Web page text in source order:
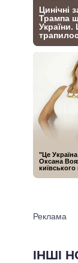
ІНШІ